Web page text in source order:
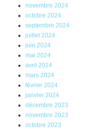
novembre 2024
octobre 2024
septembre 2024
juillet 2024
juin 2024
mai 2024
avril 2024
mars 2024
février 2024
janvier 2024
décembre 2023
novembre 2023
octobre 2023